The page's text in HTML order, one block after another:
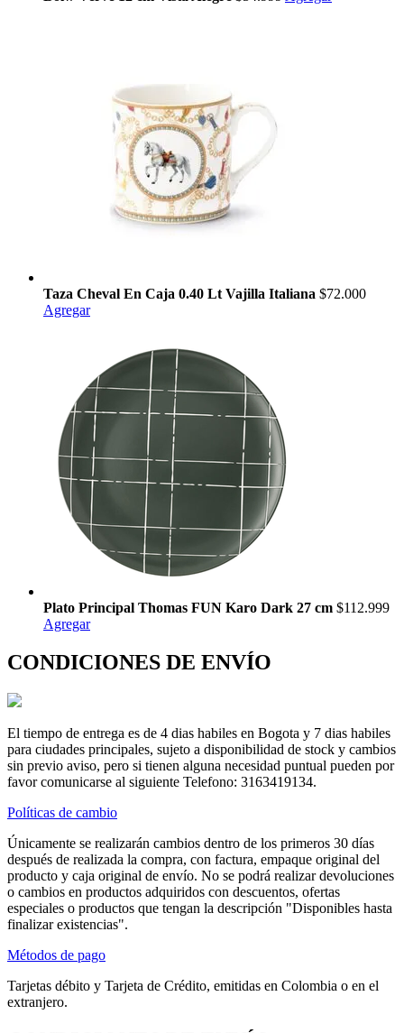
Taza Cheval En Caja 0.40 Lt Vajilla Italiana $72.000
Agregar
Plato Principal Thomas FUN Karo Dark 27 cm $112.999
Agregar
CONDICIONES DE ENVÍO
El tiempo de entrega es de 4 dias habiles en Bogota y 7 dias habiles
para ciudades principales, sujeto a disponibilidad de stock y cambios
sin previo aviso, pero si tienen alguna necesidad puntual pueden por
favor comunicarse al siguiente Telefono: 3163419134.
Políticas de cambio
Únicamente se realizarán cambios dentro de los primeros 30 días
después de realizada la compra, con factura, empaque original del
producto y caja original de envío. No se podrá realizar devoluciones
o cambios en productos adquiridos con descuentos, ofertas
especiales o productos que tengan la descripción "Disponibles hasta
finalizar existencias".
Métodos de pago
Tarjetas débito y Tarjeta de Crédito, emitidas en Colombia o en el
extranjero.